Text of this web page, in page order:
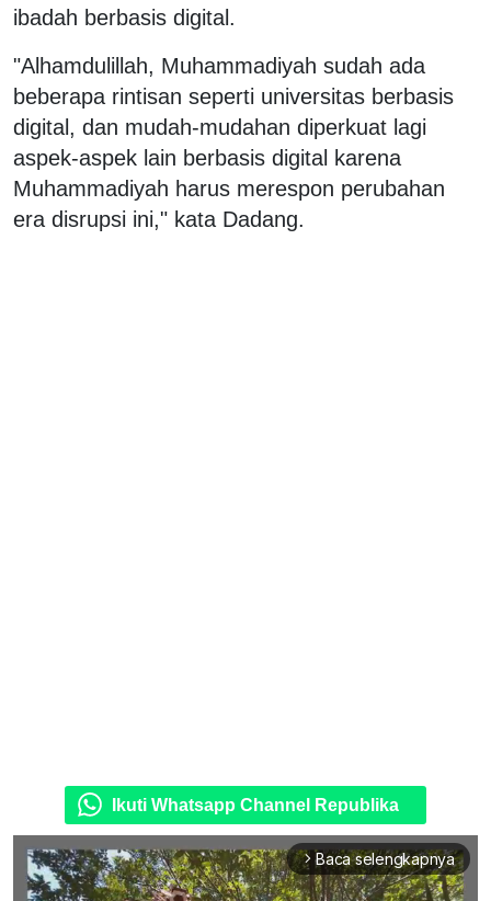
ibadah berbasis digital.
"Alhamdulillah, Muhammadiyah sudah ada
beberapa rintisan seperti universitas berbasis
digital, dan mudah-mudahan diperkuat lagi
aspek-aspek lain berbasis digital karena
Muhammadiyah harus merespon perubahan
era disrupsi ini," kata Dadang.
Ikuti Whatsapp Channel Republika
arrow_forward_ios Baca selengkapnya